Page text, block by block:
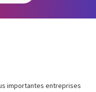
importantes entreprises